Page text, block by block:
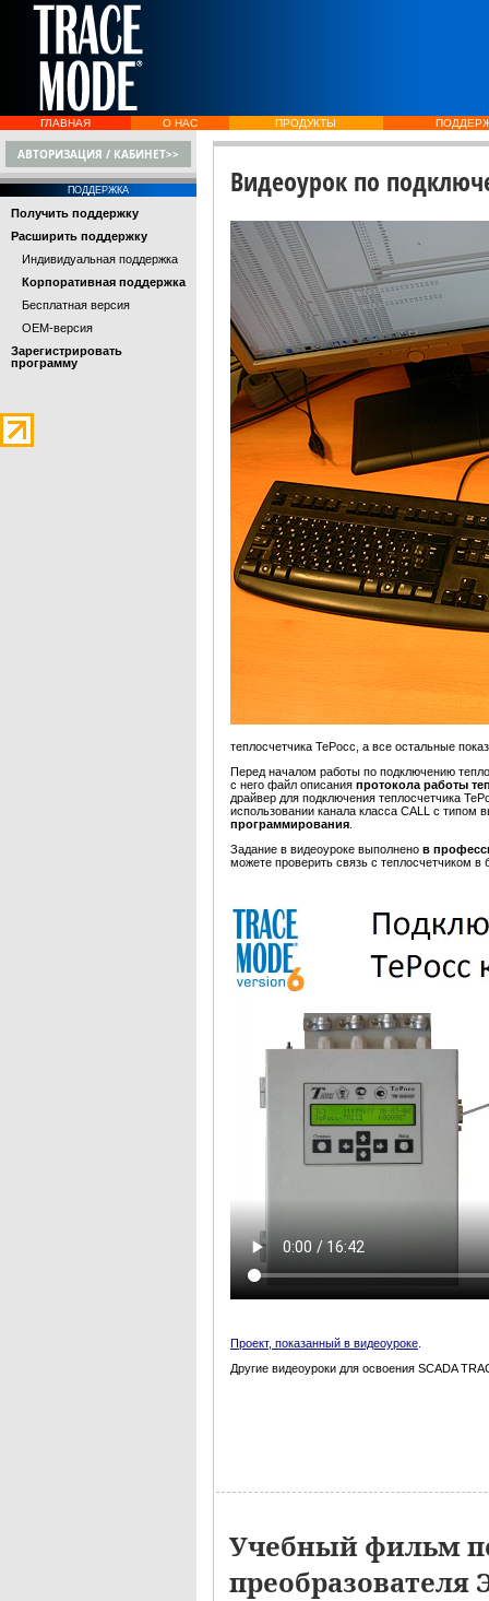
ГЛАВНАЯ О НАС ПРОДУКТЫ
АВТОРИЗАЦИЯ / КАБИНЕТ>>
ПОДДЕРЖКА
Получить поддержку
Расширить поддержку
Индивидуальная поддержка
Корпоративная поддержка
Бесплатная версия
OEM-версия
Зарегистрировать
программу
Видеоурок по
теплосчетчика ТеРосс, а все остальные
Перед началом работы по подключению
с него файл описания протокола работы
драйвер для подключения теплосчетчика
использовании канала класса CALL с
программирования
Задание в видеоуроке выполнено в
можете проверить связь с теплосчетчиком
Проект, показанный в видеоуроке
Другие видеоуроки для освоения SCADA
Учебный фильм
преобразователя